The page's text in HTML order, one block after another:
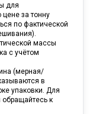
для
за тонну
по фактической
массы
с учётом
(мерная/
в
упаковки. Для
обращайтесь к